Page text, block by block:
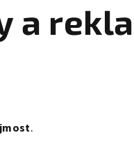
a
.